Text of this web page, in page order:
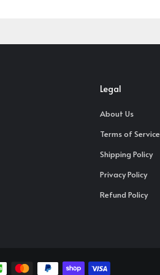
Legal
About Us
Terms of Service
Shipping Policy
Privacy Policy
Refund Policy